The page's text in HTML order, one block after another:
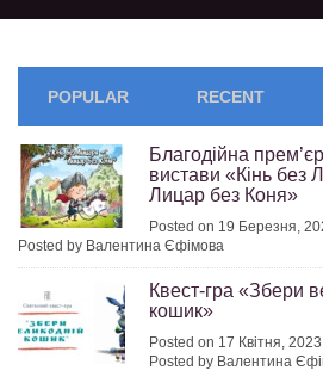
POPULAR RECENT
Благодійна
вистави «Кінь без
Лицар без Коня»
Posted on 19 Березня,
Posted by Валентина Єфімова
Квест-гра «Збери
кошик»
Posted on 17 Квітня, 2023
Posted by Валентина